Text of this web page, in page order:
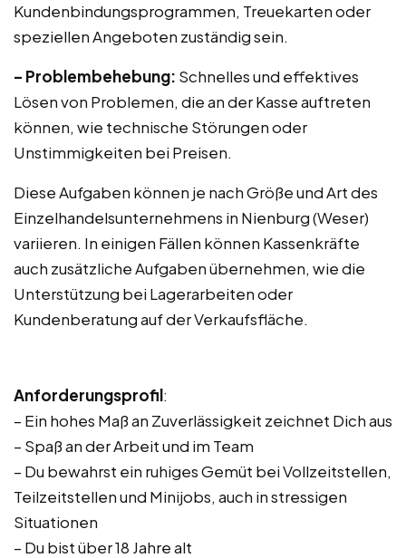
Kundenbindungsprogrammen, Treuekarten oder
speziellen Angeboten zuständig sein.
– Problembehebung: Schnelles und effektives
Lösen von Problemen, die an der Kasse auftreten
können, wie technische Störungen oder
Unstimmigkeiten bei Preisen.
Diese Aufgaben können je nach Größe und Art des
Einzelhandelsunternehmens in Nienburg (Weser)
variieren. In einigen Fällen können Kassenkräfte
auch zusätzliche Aufgaben übernehmen, wie die
Unterstützung bei Lagerarbeiten oder
Kundenberatung auf der Verkaufsfläche.
Anforderungsprofil:
– Ein hohes Maß an Zuverlässigkeit zeichnet Dich aus
– Spaß an der Arbeit und im Team
– Du bewahrst ein ruhiges Gemüt bei Vollzeitstellen,
Teilzeitstellen und Minijobs, auch in stressigen
Situationen
– Du bist über 18 Jahre alt